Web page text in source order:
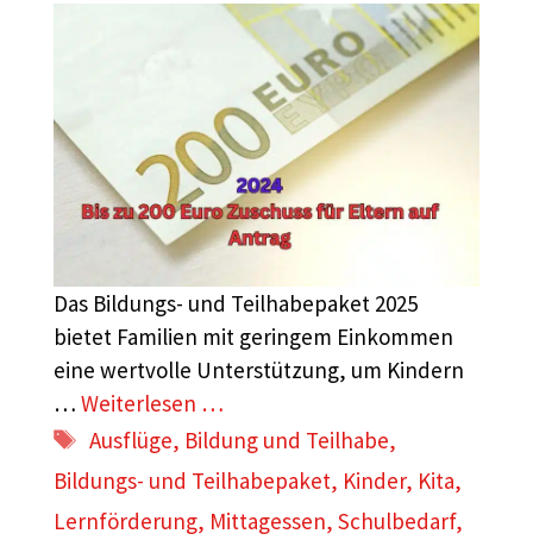
Das Bildungs- und Teilhabepaket 2025
bietet Familien mit geringem Einkommen
eine wertvolle Unterstützung, um Kindern
… Weiterlesen …
Schlagwörter
Ausflüge, Bildung und Teilhabe,
Bildungs- und Teilhabepaket, Kinder, Kita,
Lernförderung, Mittagessen, Schulbedarf,